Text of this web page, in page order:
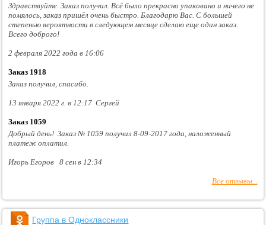
Здравствуйте. Заказ получил. Всё было прекрасно упаковано и ничего не
помялось, заказ пришёл очень быстро. Благодарю Вас. С большей
степенью вероятности в следующем месяце сделаю еще один заказ.
Всего доброго!
2 февраля 2022 года в 16:06
Заказ 1918
Заказ получил, спасибо.
13 января 2022 г. в 12:17 Сергей
Заказ 1059
Добрый день! Заказ № 1059 получил 8-09-2017 года, наложенный
платеж оплатил.
Игорь Егоров 8 сен в 12:34
Все отзывы...
Группа в Одноклассники